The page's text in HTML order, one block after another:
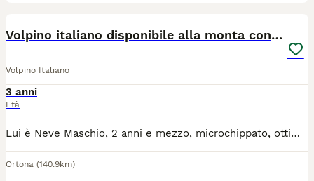
Volpino italiano disponibile alla monta con simili
Volpino Italiano
3 anni
Età
Lui è Neve Maschio, 2 anni e mezzo, microchippato, ottima salute, prima esperienza riproduttiva, molto attivo e giocoso
Ortona (140.9km)